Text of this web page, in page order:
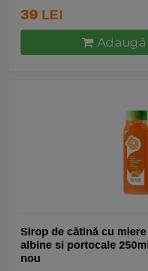
39 LEI
Sirop de cătină cu miere
albine si portocale 250ml
nou